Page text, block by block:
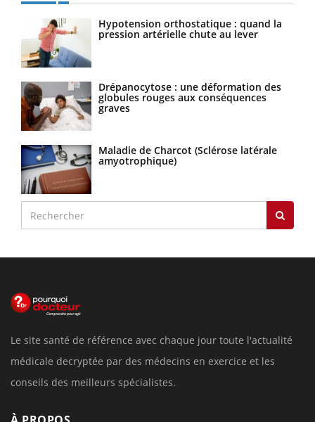
Hypotension orthostatique : quand la
pression artérielle chute au lever
Drépanocytose : une déformation des
globules rouges aux conséquences
graves
Maladie de Charcot (Sclérose latérale
amyotrophique)
Le site santé de référence avec chaque jour toute l'actualité
médicale decryptée par des médecins en exercice et les
conseils des meilleurs spécialistes.